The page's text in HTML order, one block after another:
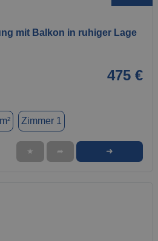
mit Balkon in ruhiger Lage
475 €
Zimmer 1
★ ➦ ➜